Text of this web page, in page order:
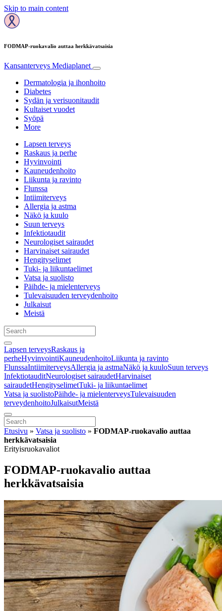
Skip to main content
FODMAP-ruokavalio auttaa herkkävatsaisia
Kansanterveys Mediaplanet
Dermatologia ja ihonhoito
Diabetes
Sydän ja verisuonitaudit
Kultaiset vuodet
Syöpä
More
Lapsen terveys
Raskaus ja perhe
Hyvinvointi
Kauneudenhoito
Liikunta ja ravinto
Flunssa
Intiimiterveys
Allergia ja astma
Näkö ja kuulo
Suun terveys
Infektiotaudit
Neurologiset sairaudet
Harvinaiset sairaudet
Hengityselimet
Tuki- ja liikuntaelimet
Vatsa ja suolisto
Päihde- ja mielenterveys
Tulevaisuuden terveydenhoito
Julkaisut
Meistä
Lapsen terveysRaskaus ja
perheHyvinvointiKauneudenhoitoLiikunta ja ravinto
FlunssaIntiimiterveysAllergia ja astmaNäkö ja kuuloSuun terveys
InfektiotauditNeurologiset sairaudetHarvinaiset
sairaudetHengityselimetTuki- ja liikuntaelimet
Vatsa ja suolistoPäihde- ja mielenterveysTulevaisuuden
terveydenhoitoJulkaisutMeistä
Etusivu » Vatsa ja suolisto » FODMAP-ruokavalio auttaa
herkkävatsaisia
Erityisruokavaliot
FODMAP-ruokavalio auttaa
herkkävatsaisia